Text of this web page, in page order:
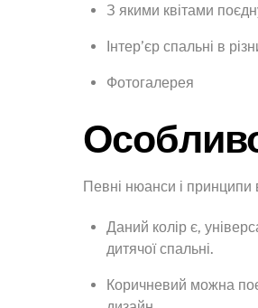
З якими квітами
Інтер’єр спальні в
Фотогалерея
Певні нюанси і принципи
Даний колір є,
дитячої спальні.
Коричневий можна